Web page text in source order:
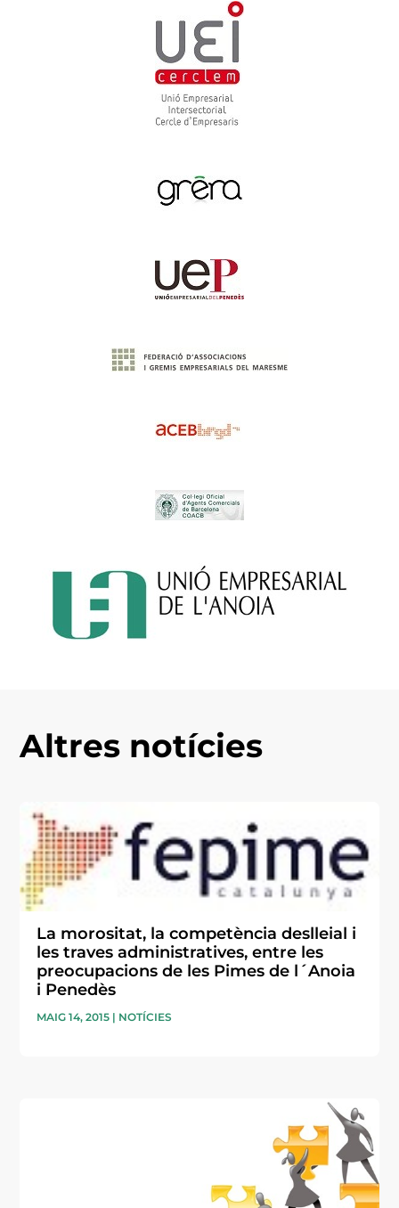
Altres notícies
La morositat, la competència deslleial i
les traves administratives, entre les
preocupacions de les Pimes de l´Anoia
i Penedès
MAIG 14, 2015 | NOTÍCIES